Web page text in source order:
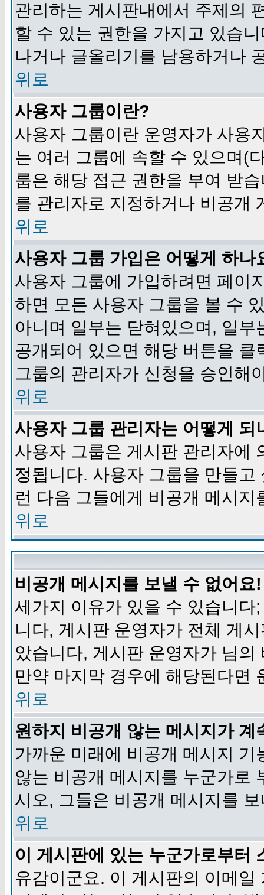
관리하는 게시판내에서 주제의
할 수 있는 권한을 가지고 있습
나거나 글올리기를 남용하거나
위로
사용자 그룹이란?
사용자 그룹이란 운영자가 사용
는 여러 그룹에 속할 수 있으며(
룹은 해당 접근 권한을 부여 받
를 관리자로 지정하거나 비공개
위로
사용자 그룹 가입은 어떻게 하나
사용자 그룹에 가입하려면 페이
하면 모든 사용자 그룹을 볼 수
아니며 일부는 닫혀있으며, 일
공개되어 있으면 해당 버튼을
그룹의 관리자가 신청을 승인해
위로
사용자 그룹 관리자는 어떻게 되
사용자 그룹은 게시판 관리자에
정됩니다. 사용자 그룹을 만들
런 다음 그들에게 비공개 메시지
위로
비공개 메시지를 보낼 수 없어요!
세가지 이유가 있을 수 있습니
니다, 게시판 운영자가 전체 게
았습니다, 게시판 운영자가 님
만약 마지막 경우에 해당된다면
위로
원하지 비공개 않는 메시지가 계
가까운 미래에 비공개 메시지
않는 비공개 메시지를 누군가로
시오, 그들은 비공개 메시지를
위로
이 게시판에 있는 누군가로부터
유감이군요. 이 게시판의 이메